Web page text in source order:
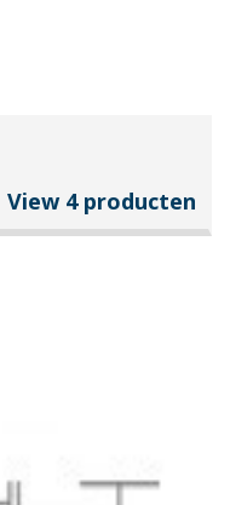
View 4 producten